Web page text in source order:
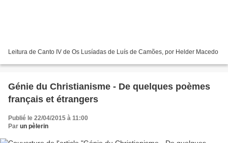
Leitura de Canto IV de Os Lusíadas de Luís de Camões, por Helder Macedo
Génie du Christianisme - De quelques poèmes
français et étrangers
Publié le 22/04/2015 à 11:00
Par un pèlerin